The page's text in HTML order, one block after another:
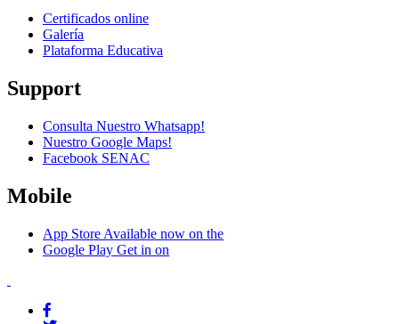
Certificados online
Galería
Plataforma Educativa
Support
Consulta Nuestro Whatsapp!
Nuestro Google Maps!
Facebook SENAC
Mobile
App Store Available now on the
Google Play Get in on